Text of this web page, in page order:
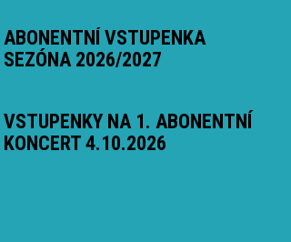
ABONENTNÍ VSTUPENKA
SEZÓNA 2026/2027
VSTUPENKY NA 1. ABONENTNÍ
KONCERT 4.10.2026